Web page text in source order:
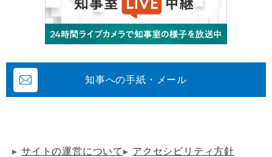
知事への手紙・メール
サイトの運営について
アクセシビリティ方針